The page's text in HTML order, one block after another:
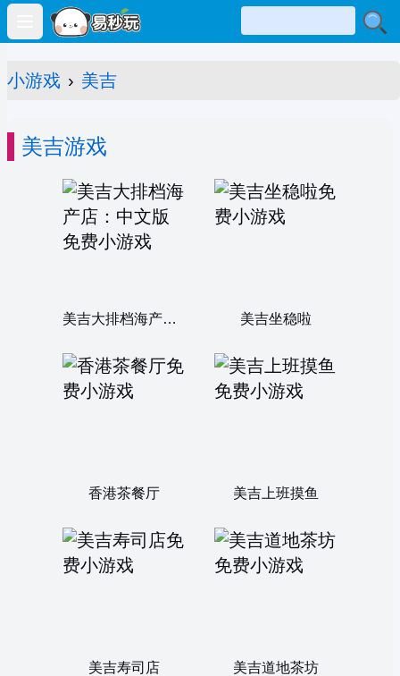
Open main menu
小游戏 › 美吉
美吉游戏
美吉大排档海产店：中文版 美吉坐稳啦
香港茶餐厅 美吉上班摸鱼
美吉寿司店 美吉道地茶坊